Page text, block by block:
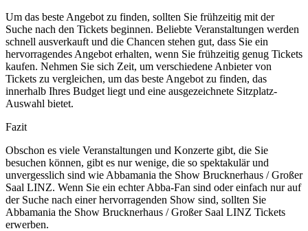
Um das beste Angebot zu finden, sollten Sie frühzeitig mit der
Suche nach den Tickets beginnen. Beliebte Veranstaltungen werden
schnell ausverkauft und die Chancen stehen gut, dass Sie ein
hervorragendes Angebot erhalten, wenn Sie frühzeitig genug Tickets
kaufen. Nehmen Sie sich Zeit, um verschiedene Anbieter von
Tickets zu vergleichen, um das beste Angebot zu finden, das
innerhalb Ihres Budget liegt und eine ausgezeichnete Sitzplatz-
Auswahl bietet.
Fazit
Obschon es viele Veranstaltungen und Konzerte gibt, die Sie
besuchen können, gibt es nur wenige, die so spektakulär und
unvergesslich sind wie Abbamania the Show Brucknerhaus / Großer
Saal LINZ. Wenn Sie ein echter Abba-Fan sind oder einfach nur auf
der Suche nach einer hervorragenden Show sind, sollten Sie
Abbamania the Show Brucknerhaus / Großer Saal LINZ Tickets
erwerben.